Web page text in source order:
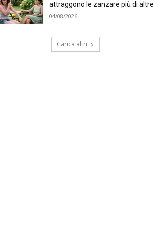
attraggono le zanzare più di altre
04/08/2026
Carica altri